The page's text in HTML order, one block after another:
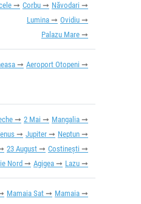
Corbu
Năvodari
Lumina
Ovidiu
Palazu Mare
Aeroport Otopeni
2 Mai
Mangalia
Jupiter
Neptun
23 August
Costinești
Nord Agigea Lazu
Mamaia Sat Mamaia